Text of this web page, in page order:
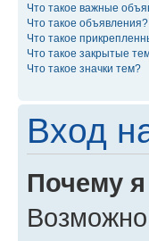
Что такое важные
Что такое объявления?
Что такое
Что такое закрытые
Что такое значки тем?
Вход
Почему